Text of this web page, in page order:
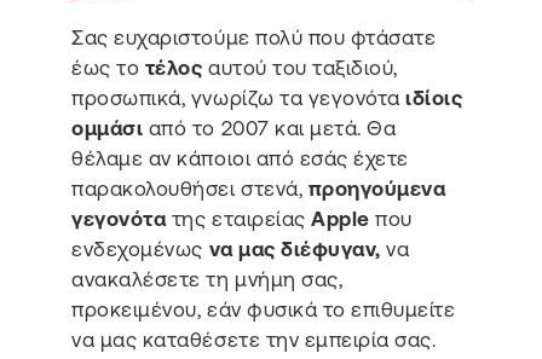
Σας ευχαριστούμε πολύ που φτάσατε
έως το τέλος αυτού του ταξιδιού,
προσωπικά, γνωρίζω τα γεγονόταιδίοις
ομμάσι από το 2007 και μετά. Θα
θέλαμε αν κάποιοι από εσάς έχετε
παρακολουθήσει στενά, προηγούμενα
γεγονότατης εταιρείαςAppleπου
ενδεχομένως να μας διέφυγαν, να
ανακαλέσετε τη μνήμη σας,
προκειμένου, εάν φυσικά το επιθυμείτε
να μας καταθέσετε την εμπειρία σας.